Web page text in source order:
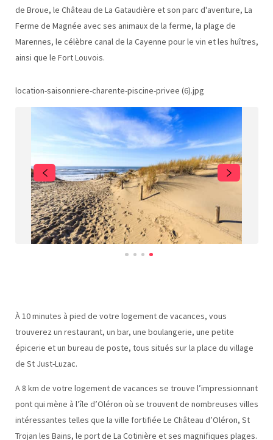
de Broue, le Château de La Gataudière et son parc d'aventure, La
Ferme de Magnée avec ses animaux de la ferme, la plage de
Marennes, le célèbre canal de la Cayenne pour le vin et les huîtres,
ainsi que le Fort Louvois.
location-saisonniere-charente-piscine-privee (6).jpg
À 10 minutes à pied de votre logement de vacances, vous
trouverez un restaurant, un bar, une boulangerie, une petite
épicerie et un bureau de poste, tous situés sur la place du village
de St Just-Luzac.
A 8 km de votre logement de vacances se trouve l’impressionnant
pont qui mène à l’île d’Oléron où se trouvent de nombreuses villes
intéressantes telles que la ville fortifiée Le Château d’Oléron, St
Trojan les Bains, le port de La Cotinière et ses magnifiques plages.